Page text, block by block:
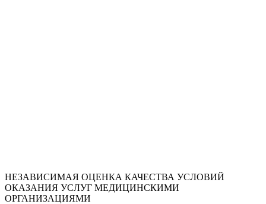
НЕЗАВИСИМАЯ ОЦЕНКА КАЧЕСТВА УСЛОВИЙ
ОКАЗАНИЯ УСЛУГ МЕДИЦИНСКИМИ
ОРГАНИЗАЦИЯМИ